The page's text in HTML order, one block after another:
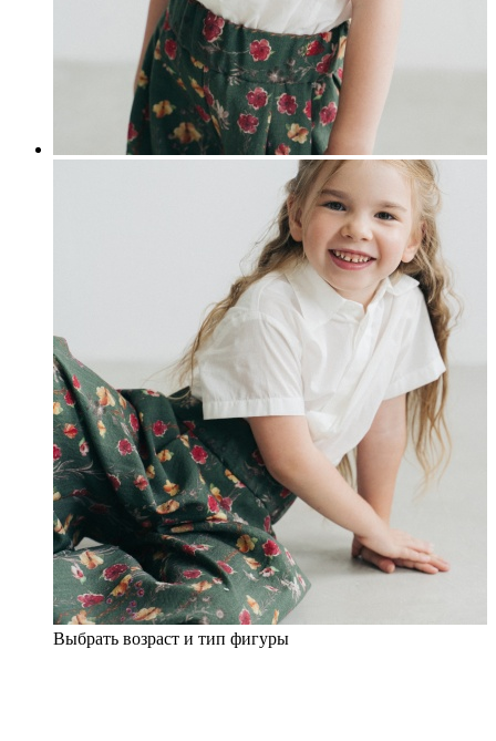
Выбрать возраст и тип фигуры